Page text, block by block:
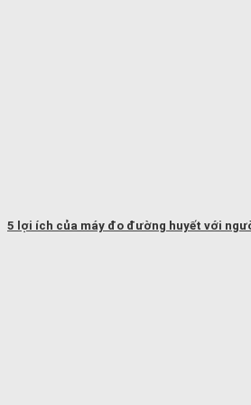
5 lợi ích của máy đo đường huyết với